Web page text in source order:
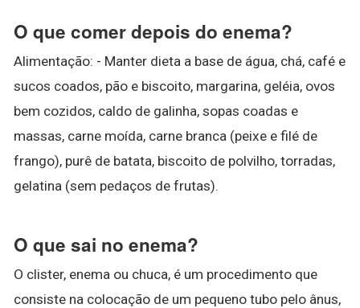
O que comer depois do enema?
Alimentação: - Manter dieta a base de água, chá, café e
sucos coados, pão e biscoito, margarina, geléia, ovos
bem cozidos, caldo de galinha, sopas coadas e
massas, carne moída, carne branca (peixe e filé de
frango), purê de batata, biscoito de polvilho, torradas,
gelatina (sem pedaços de frutas).
O que sai no enema?
O clister, enema ou chuca, é um procedimento que
consiste na colocação de um pequeno tubo pelo ânus,